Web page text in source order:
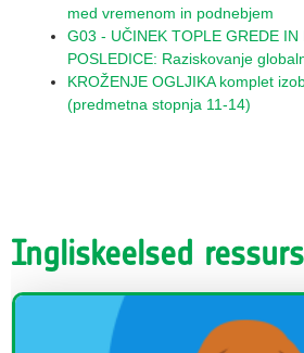
med vremenom in podnebjem
G03 - UČINEK TOPLE GREDE IN
POSLEDICE: Raziskovanje
KROŽENJE OGLJIKA komplet
(predmetna stopnja 11-14)
Ingliskeelsed